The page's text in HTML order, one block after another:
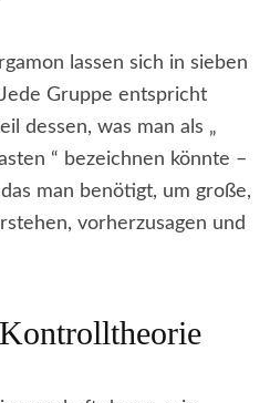
lassen sich in sieben
Gruppe entspricht
dessen, was man als „
“ bezeichnen könnte –
man benötigt, um große,
vorherzusagen und